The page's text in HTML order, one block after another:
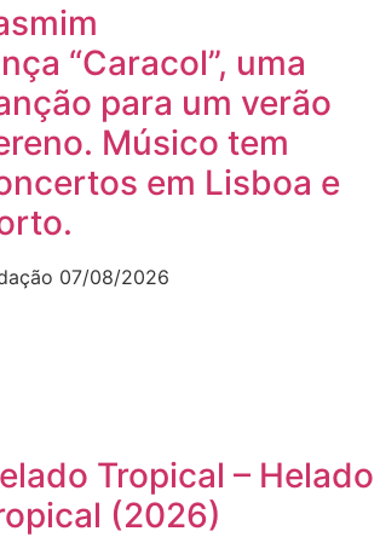
“Caracol”, uma
para um verão
Músico tem
em Lisboa e
07/08/2026
Tropical – Helado
(2026)